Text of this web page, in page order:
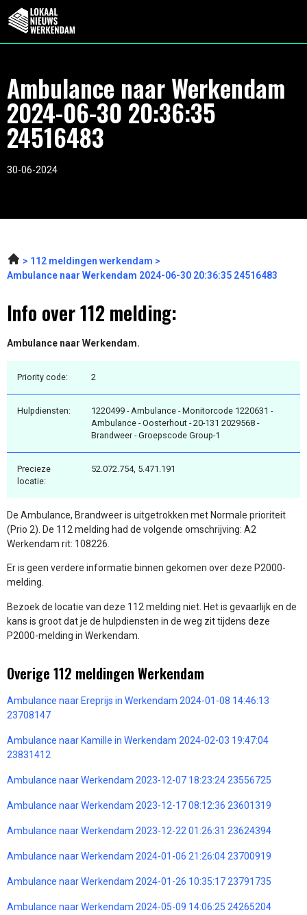
Ambulance naar Werkendam
2024-06-30 20:36:35
24516483
30-06-2024
112 meldingen werkendam
Ambulance naar Werkendam 2024-06-30 20:36:35 24516483
Info over 112 melding:
Ambulance naar Werkendam.
Priority code: 2
Hulpdiensten:
1220499 - Ambulance - Monitorcode 1220631 -
Ambulance - Oosterhout - 20-131 2029568 -
Brandweer - Groepscode Group-1
Precieze
locatie:
52.072.754, 5.471.191
De Ambulance, Brandweer is uitgetrokken met Normale prioriteit
(Prio 2). De 112 melding had de volgende omschrijving: A2
Werkendam rit: 108226.
Er is geen verdere informatie binnen gekomen over deze P2000-
melding.
Bezoek de locatie van deze 112 melding niet. Het is gevaarlijk en de
kans is groot dat je de hulpdiensten in de weg zit tijdens deze
P2000-melding in Werkendam.
Overige 112 meldingen Werkendam
Ambulance naar Ereprijs in Werkendam 2024-01-08 14:46:13
23708147
Ambulance naar Kamille in Werkendam 2024-02-03 19:47:04
23831412
Ambulance naar Werkendam 2023-12-07 18:23:24 23556725
Ambulance naar Werkendam 2023-12-17 08:12:36 23601319
Ambulance naar Werkendam 2023-12-22 01:26:31 23624394
Ambulance naar Werkendam 2024-01-06 21:26:04 23700919
Ambulance naar Werkendam 2024-01-26 10:35:17 23791735
Ambulance naar Werkendam 2024-05-09 14:06:25 24265204